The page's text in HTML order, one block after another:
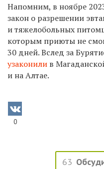
Напомним, в ноябре
закон о разрешении
и тяжелобольных
которым приюты не
30 дней. Вслед за
узаконили в
и на Алтае.
0
63